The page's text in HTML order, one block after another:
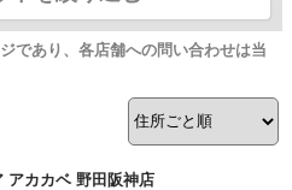
であり、各店舗への問い合わせは当
アカカベ 野田阪神店